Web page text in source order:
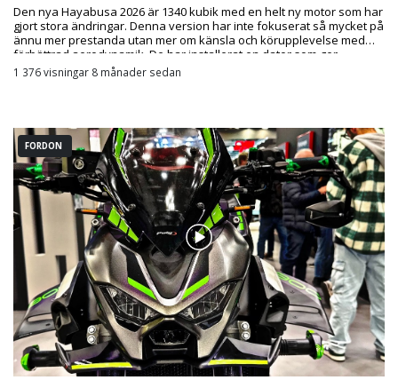
Den nya Hayabusa 2026 är 1340 kubik med en helt ny motor som har
gjort stora ändringar. Denna version har inte fokuserat så mycket på
ännu mer prestanda utan mer om känsla och körupplevelse med
förbättrad aerodynamik. De har installerat en dator som ger
mängder med funktioner och tjänster än vad som någonsin funnits
tidigare. Den väger fortfarande mycket, 260 kg men känns mycke
1 376 visningar 8 månader sedan
FORDON